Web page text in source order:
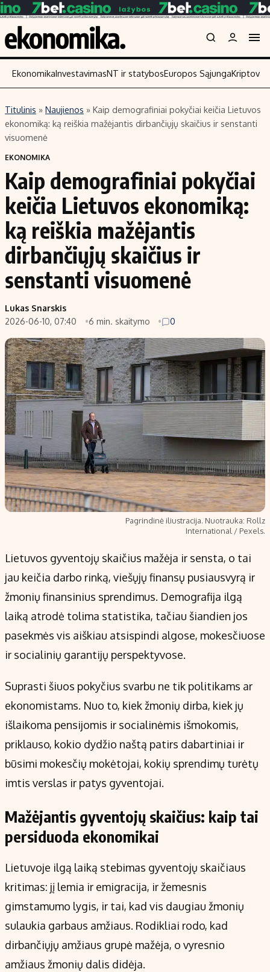
Turinys
Naujienos
Aplinka
Verslas
Energetika
Ekonomika
Politika
NT ir statybos
Skaitykite
Žemės ūkis
Technologijos
Investavimas
Akcijų rinka
Saulės elektrinės
Kriptovaliutos
Infliacija
Migracija
Nedarbo išmokos skaičiuoklė
Indėliai
Indėlių skaičiuoklė
Būsto finansai
Įdomios naujienos
Redakcija
Apie mus
Redakcijos politika
Privatumo politika
Regionų naujienos
Indėlių palūkanos
EkonomikaInvestavimasNT ir statybosEuropos Sąjunga
Titulinis » Naujienos » Kaip demografiniai pokyčiai keičia Lietuvos
ekonomiką: ką reiškia mažėjantis dirbančiųjų skaičius ir senstanti
visuomenė
EKONOMIKA
Kaip demografiniai pokyčiai
keičia Lietuvos ekonomiką:
ką reiškia mažėjantis
dirbančiųjų skaičius ir
senstanti visuomenė
Lukas Snarskis
2026-06-10, 07:40
6 min. skaitymo 0
Pagrindinė iliustracija. Nuotrauka: Rollz
International / Pexels.
Lietuvos gyventojų skaičius mažėja ir sensta, o tai
jau keičia darbo rinką, viešųjų finansų pusiausvyrą ir
žmonių finansinius sprendimus. Demografija ilgą
laiką atrodė tolima statistika, tačiau šiandien jos
pasekmės vis aiškiau atsispindi algose, mokesčiuose
ir socialinių garantijų perspektyvose.
Suprasti šiuos pokyčius svarbu ne tik politikams ar
ekonomistams. Nuo to, kiek žmonių dirba, kiek jų
išlaikoma pensijomis ir socialinėmis išmokomis,
priklauso, kokio dydžio naštą patirs dabartiniai ir
būsimi mokesčių mokėtojai, kokių sprendimų turėtų
imtis verslas ir patys gyventojai.
Mažėjantis gyventojų skaičius: kaip tai
persiduoda ekonomikai
Lietuvoje ilgą laiką stebimas gyventojų skaičiaus
kritimas: jį lemia ir emigracija, ir žemesnis
gimstamumo lygis, ir tai, kad vis daugiau žmonių
sulaukia garbaus amžiaus. Rodikliai rodo, kad
dirbančiųjų amžiaus grupė mažėja, o vyresnio
amžiaus žmonių dalis didėja.